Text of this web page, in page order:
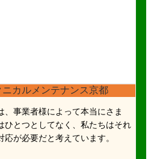
カルメンテナンス京都
事業者様によって本当にさま
ひとつとしてなく、私たちはそれ
が必要だと考えています。